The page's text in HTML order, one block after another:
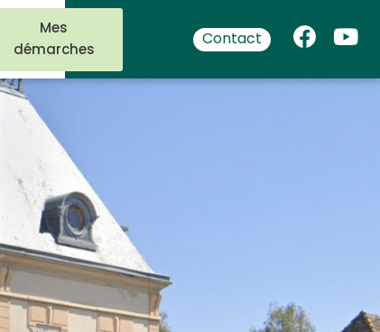
Mes
démarches
Contact